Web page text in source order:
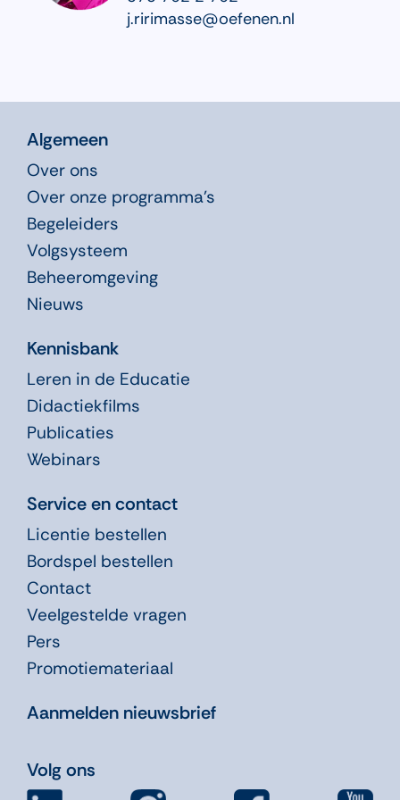
j.ririmasse@oefenen.nl
Algemeen
Over ons
Over onze programma’s
Begeleiders
Volgsysteem
Beheeromgeving
Nieuws
Kennisbank
Leren in de Educatie
Didactiekfilms
Publicaties
Webinars
Service en contact
Licentie bestellen
Bordspel bestellen
Contact
Veelgestelde vragen
Pers
Promotiemateriaal
Aanmelden nieuwsbrief
Volg ons